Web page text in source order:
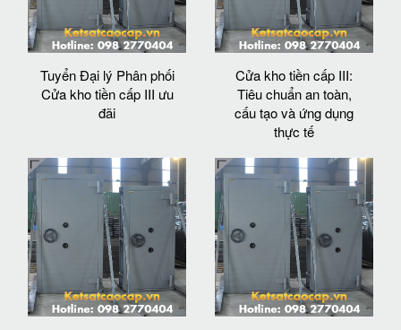
Tuyển Đại lý Phân phối
Cửa kho tiền cấp III ưu
đãi
Cửa kho tiền cấp III:
Tiêu chuẩn an toàn,
cấu tạo và ứng dụng
thực tế